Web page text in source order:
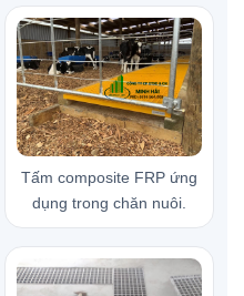
Tấm composite FRP ứng
dụng trong chăn nuôi.